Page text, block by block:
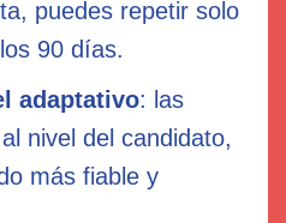
puedes repetir solo
90 días.
adaptativo: las
nivel del candidato,
más fiable y